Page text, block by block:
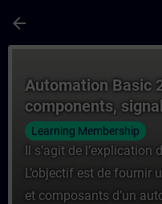
arrow_back
Automation Basic
components,
Learning Membership
Il s’agit de l’explication
L’objectif est de fournir
et composants d’un